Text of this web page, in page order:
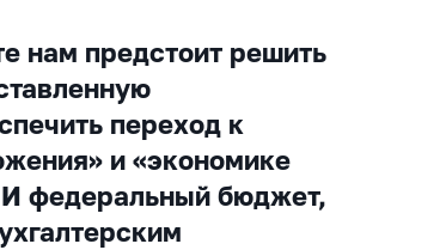
нам предстоит решить
переход к
и «экономике
федеральный бюджет,